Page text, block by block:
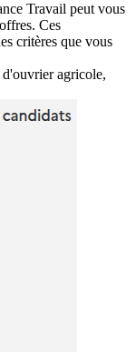
Travail peut vous
Ces
critères que vous
agricole,